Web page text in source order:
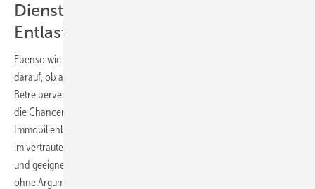
Dienstleistungen bieten, die
Entlastung schaffen
Ebenso wie der Richter, achtet der Versicherer im Schadensfall
darauf, ob allgemein anerkannte Regeln der Technik beachtet bzw.
Betreiberverpflichtungen verletzt wurden. Mark Grusdas zeigte auch
die Chancen auf, die sich daraus für den Fachunternehmer ergeben.
Immobilienbesitzern oder Betreibern haustechnischer Anlagen gilt es,
im vertrauten Kundengespräch Zusammenhänge deutlich zu machen
und geeignete Dienstleistungen anzubieten, die Entlastung schaffen –
ohne Argumente der Angst einzusetzen (siehe Kas­ten „Argumente für